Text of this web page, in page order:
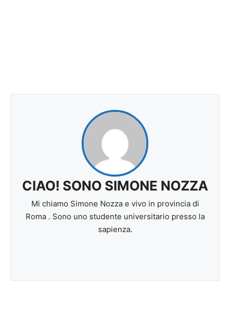
CIAO! SONO SIMONE NOZZA
Mi chiamo Simone Nozza e vivo in provincia di
Roma . Sono uno studente universitario presso la
sapienza.